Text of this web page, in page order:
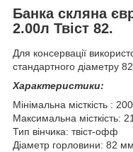
Банка скляна
2.00л Твіст 82.
Для консервації
стандартного діаметру
Характеристики:
Мінімальна місткість :
Максимальна місткість:
Тип вінчика: твіст‑офф
Діаметр горловини: 82 мм